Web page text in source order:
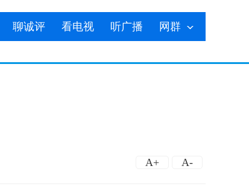
聊诚评 看电视 听广播 网群
A+ A-